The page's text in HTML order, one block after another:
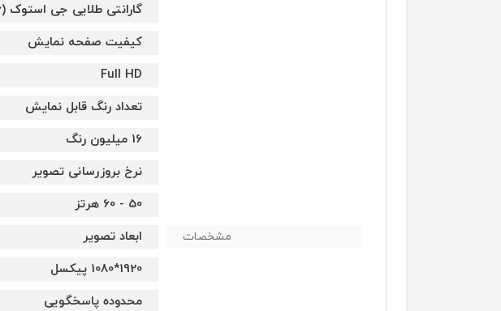
مشخصات
گارانتی طلایی جی استوک (6 تا 12 ماه)
کیفیت صفحه نمایش
Full HD
تعداد رنگ قابل نمایش
16 میلیون رنگ
نرخ بروزرسانی تصویر
50 - 60 هرتز
ابعاد تصویر
1920*1080 پیکسل
محدوده پاسخگویی